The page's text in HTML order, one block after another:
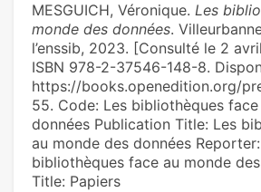
MESGUICH, Véronique. Les
monde des données.
l’enssib, 2023. [Consulté le 2
ISBN 978-2-37546-148-8.
https://books.openedition.org/
55. Code: Les bibliothèques
données Publication Title: Les
au monde des données
bibliothèques face au monde
Title: Papiers